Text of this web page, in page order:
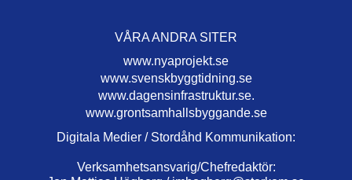
VÅRA ANDRA SITER
www.nyaprojekt.se
www.svenskbyggtidning.se
www.dagensinfrastruktur.se.
www.grontsamhallsbyggande.se
Digitala Medier / Stordåhd Kommunikation:
Verksamhetsansvarig/Chefredaktör: